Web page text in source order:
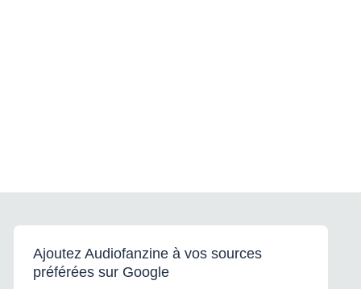
Ajoutez Audiofanzine à vos sources
préférées sur Google